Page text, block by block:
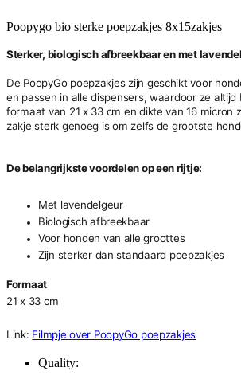
Poopygo bio sterke poepzakjes 8x15zakjes
Sterker, biologisch afbreekbaar en met
De PoopyGo poepzakjes zijn geschikt voor
en passen in alle dispensers, waardoor ze altijd
formaat van 21 x 33 cm en dikte van 16 micron
zakje sterk genoeg is om zelfs de grootste
De belangrijkste voordelen op een rijtje:
Met lavendelgeur
Biologisch afbreekbaar
Voor honden van alle groottes
Zijn sterker dan standaard poepzakjes
Formaat
21 x 33 cm
Link: Filmpje over PoopyGo poepzakjes
Quality: